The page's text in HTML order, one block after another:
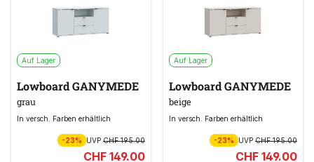
Auf Lager
Lowboard GANYMEDE
grau
In versch. Farben erhältlich
-23% UVP CHF 195.00
CHF 149.00
Auf Lager
Lowboard GANYMEDE
beige
In versch. Farben erhältlich
-23% UVPCHF 195.00
CHF 149.00